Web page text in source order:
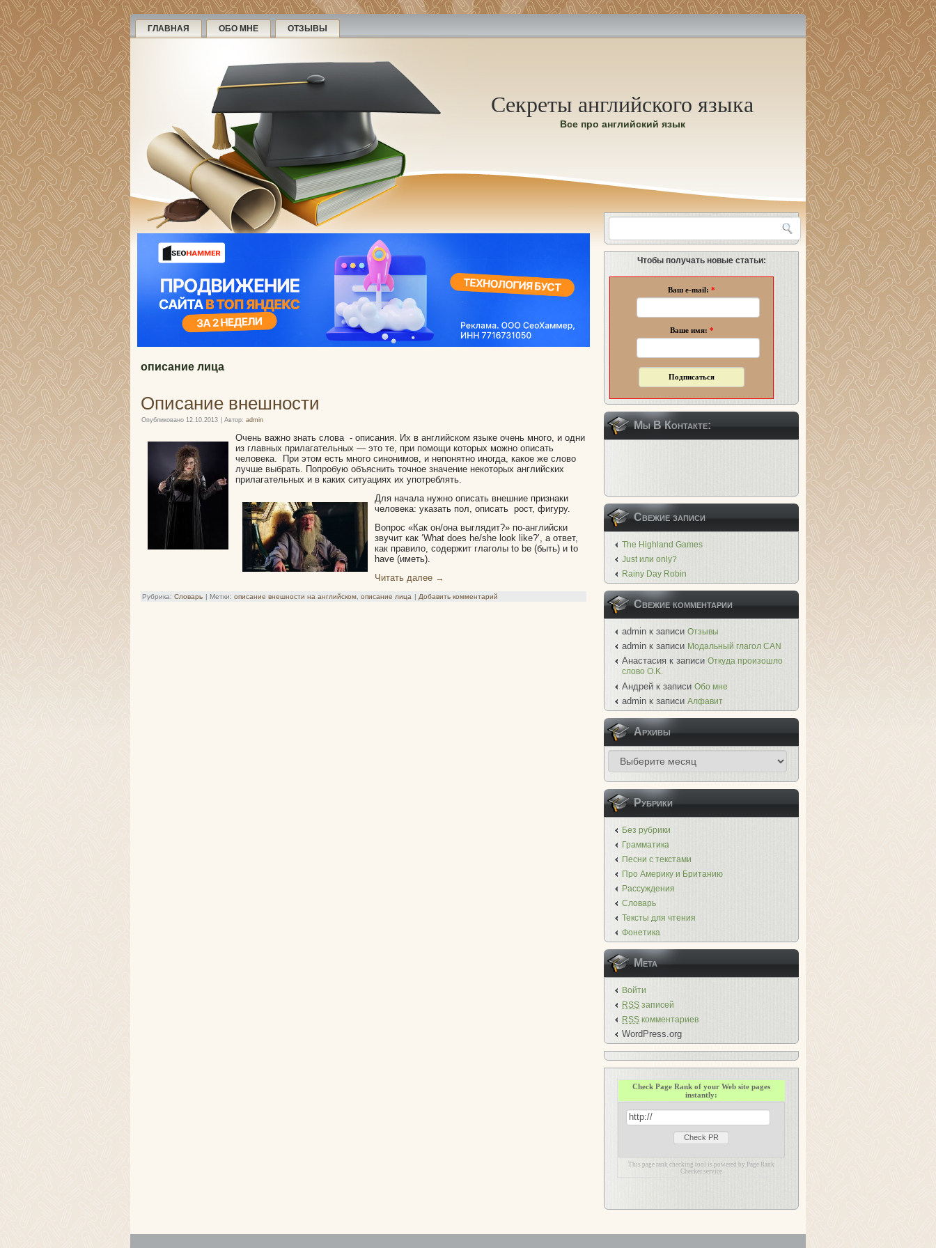
ГЛАВНАЯ ОБО МНЕ ОТЗЫВЫ
Секреты английского языка
Все про английский язык
описание лица
Описание внешности
Опубликовано 12.10.2013 Автор: admin
Очень важно знать слова - описания. Их в английском языке очень много, и одни
из главных прилагательных — это те, при помощи которых можно описать
человека. При этом есть много синонимов, и непонятно иногда, какое же слово
лучше выбрать. Попробую объяснить точное значение некоторых английских
прилагательных и в каких ситуациях их употреблять.
Для начала нужно описать внешние признаки
человека: указать пол, описать рост, фигуру.
Вопрос «Как он/она выглядит?» по-английски
звучит как ‘What does he/she look like?’, а ответ,
как правило, содержит глаголы to be (быть) и to
have (иметь).
Читать далее →
Рубрика: Словарь | Метки: описание внешности на английском описание лица | Добавить комментарий
Чтобы получать новые статьи:
Ваш e-mail: *
Ваше имя: *
Мы В Контакте:
Свежие записи
The Highland Games
Just или only?
Rainy Day Robin
Свежие комментарии
admin к записи Отзывы
admin к записи Модальный глагол CAN
Анастасия к записи Откуда произошло
слово O.K.
Андрей к записи Обо мне
admin к записи Алфавит
Архивы
Рубрики
Без рубрики
Грамматика
Песни с текстами
Про Америку и Британию
Рассуждения
Словарь
Тексты для чтения
Фонетика
Мета
Войти
RSS записей
RSS комментариев
WordPress.org
Check Page Rank of your Web site pages
instantly:
This page rank checking tool is powered by Page Rank
Checker service